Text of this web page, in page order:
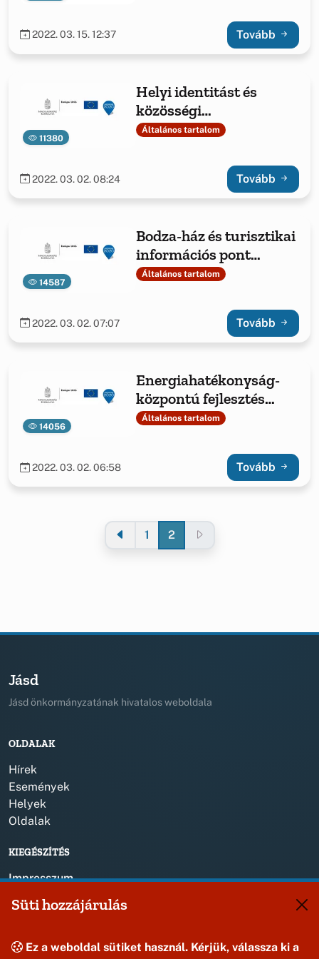
2022. 03. 15. 12:37 Tovább
11380
Helyi identitást és
közösségi
együttműködést
Általános tartalom
2022. 03. 02. 08:24 Tovább
14587
Bodza-ház és turisztikai
információs pont
kialakítása
Általános tartalom
2022. 03. 02. 07:07 Tovább
14056
Energiahatékonyság-
központú fejlesztés
Jásdon
Általános tartalom
2022. 03. 02. 06:58 Tovább
1 2
Jásd
Jásd önkormányzatának hivatalos weboldala
OLDALAK
Hírek
Események
Helyek
Oldalak
KIEGÉSZÍTÉS
Impresszum
KAPCSOLAT
jasdonk@jasd.hu
Süti hozzájárulás
Ez a weboldal sütiket használ. Kérjük, válassza ki a